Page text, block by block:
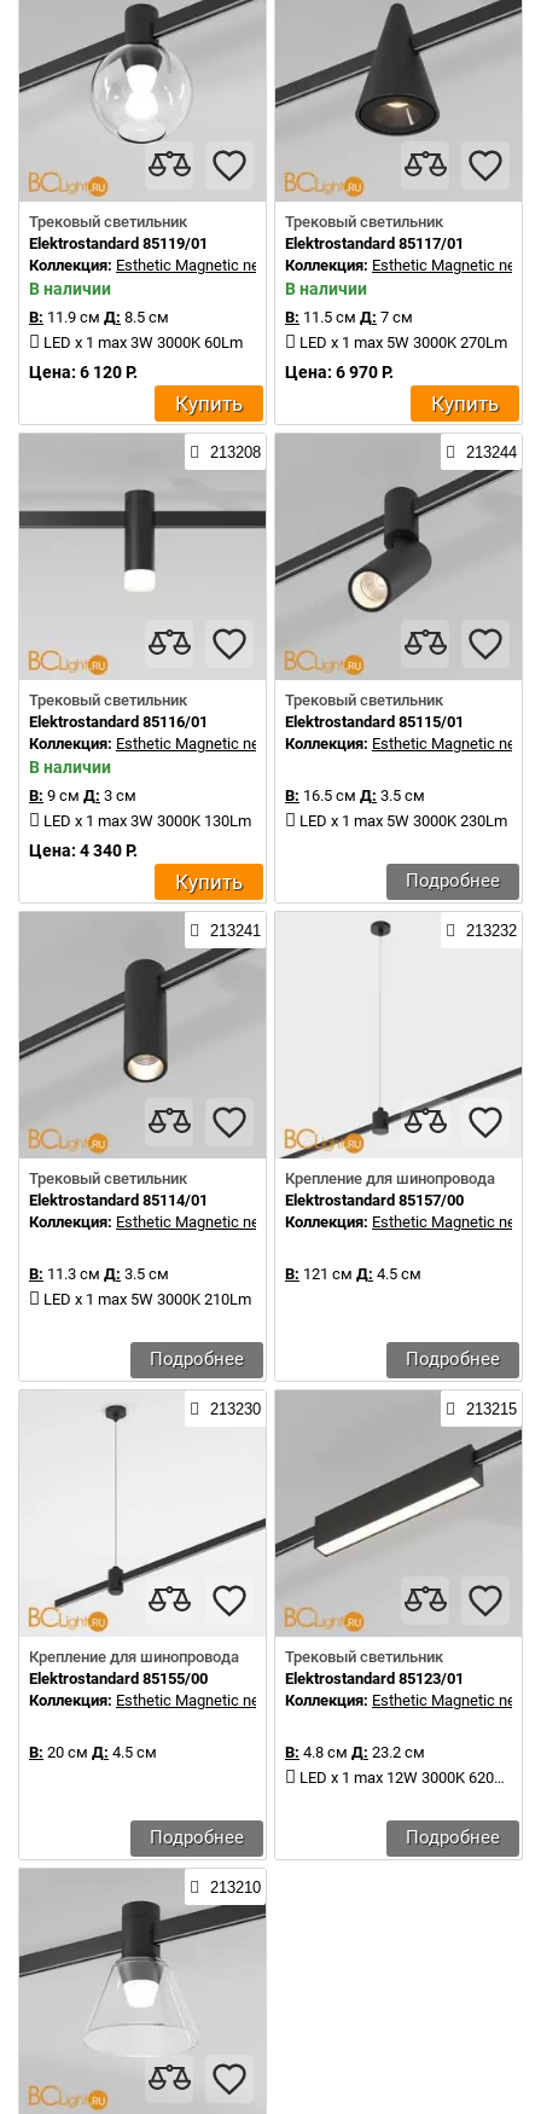
Трековый светильник
Elektrostandard 85119/01
Коллекция: Esthetic Magnetic new
В наличии
В: 11.9 см Д: 8.5 см
LED x 1 max 3W 3000K 60Lm
Цена: 6 120 Р.
Купить
Трековый светильник
Elektrostandard 85117/01
Коллекция: Esthetic Magnetic new
В наличии
В: 11.5 см Д: 7 см
LED x 1 max 5W 3000K 270Lm
Цена: 6 970 Р.
Купить
213208
Трековый светильник
Elektrostandard 85116/01
Коллекция: Esthetic Magnetic new
В наличии
В: 9 см Д: 3 см
LED x 1 max 3W 3000K 130Lm
Цена: 4 340 Р.
Купить
213244
Трековый светильник
Elektrostandard 85115/01
Коллекция: Esthetic Magnetic new
В: 16.5 см Д: 3.5 см
LED x 1 max 5W 3000K 230Lm
Подробнее
213241
Трековый светильник
Elektrostandard 85114/01
Коллекция: Esthetic Magnetic new
В: 11.3 см Д: 3.5 см
LED x 1 max 5W 3000K 210Lm
Подробнее
213232
Крепление для шинопровода
Elektrostandard 85157/00
Коллекция: Esthetic Magnetic new
В: 121 см Д: 4.5 см
Подробнее
213230
Крепление для шинопровода
Elektrostandard 85155/00
Коллекция: Esthetic Magnetic new
В: 20 см Д: 4.5 см
Подробнее
213215
Трековый светильник
Elektrostandard 85123/01
Коллекция: Esthetic Magnetic new
В: 4.8 см Д: 23.2 см
LED x 1 max 12W 3000K 620Lm
Подробнее
213210